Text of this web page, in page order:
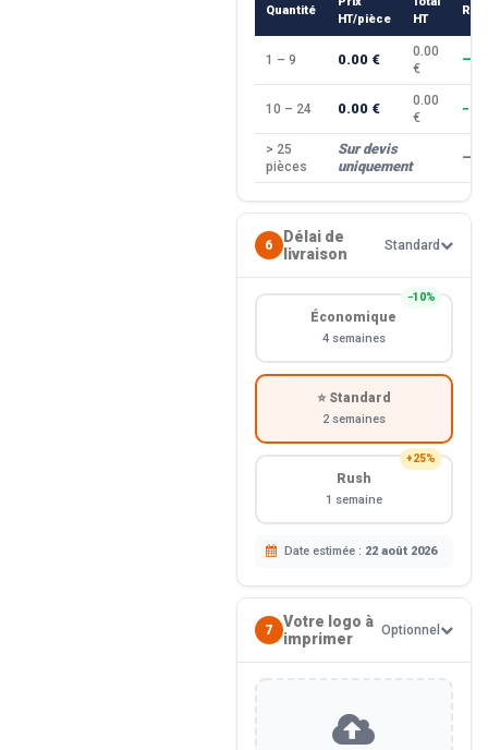
Quantité
HT/pièce
HT
1 – 9 0.00 €
0.00
€
—
10 – 24 0.00 €
0.00
€
> 25
pièces
Sur devis
uniquement
—
6
Délai de
livraison
Standard
−10%
Économique
4 semaines
⭐ Standard
2 semaines
+25%
Rush
1 semaine
Date estimée : 22 août 2026
7
Votre logo à
imprimer
Optionnel